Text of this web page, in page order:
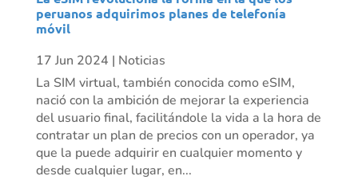
peruanos adquirimos planes de telefonía
móvil
17 Jun 2024 | Noticias
La SIM virtual, también conocida como eSIM,
nació con la ambición de mejorar la experiencia
del usuario final, facilitándole la vida a la hora de
contratar un plan de precios con un operador, ya
que la puede adquirir en cualquier momento y
desde cualquier lugar, en...